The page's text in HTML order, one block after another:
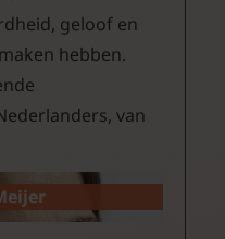
geloof en
hebben.
van